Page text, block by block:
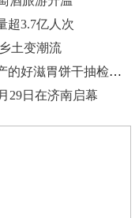
超3.7亿人次
土变潮流
通报：山东高唐永旺食品有限公司生产的好滋胃饼干抽检不合格
29日在济南启幕